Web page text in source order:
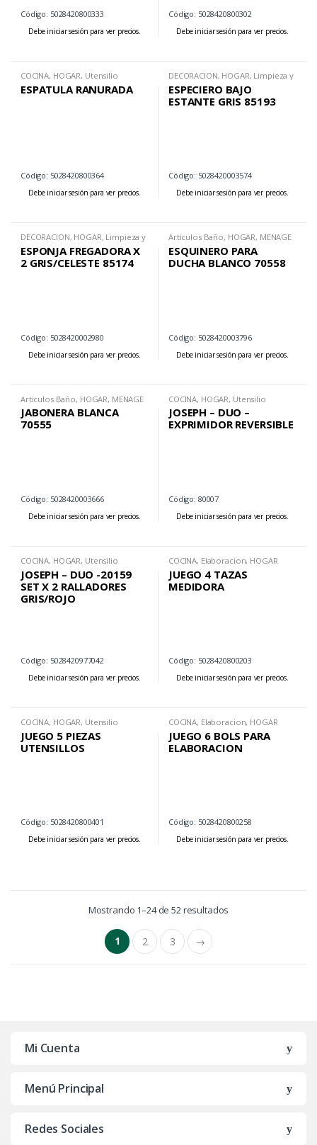
Código: 5028420800333
Debe iniciar sesión para ver precios.
Código: 5028420800302
Debe iniciar sesión para ver precios.
COCINA, HOGAR, Utensilio
ESPATULA RANURADA
Código: 5028420800364
Debe iniciar sesión para ver precios.
DECORACION, HOGAR, Limpieza y
ESPECIERO BAJO
ESTANTE GRIS 85193
Código: 5028420003574
Debe iniciar sesión para ver precios.
DECORACION, HOGAR, Limpieza y
ESPONJA FREGADORA X
2 GRIS/CELESTE 85174
Código: 5028420002980
Debe iniciar sesión para ver precios.
Articulos Baño, HOGAR, MENAGE
ESQUINERO PARA
DUCHA BLANCO 70558
Código: 5028420003796
Debe iniciar sesión para ver precios.
Articulos Baño, HOGAR, MENAGE
JABONERA BLANCA
70555
Código: 5028420003666
Debe iniciar sesión para ver precios.
COCINA, HOGAR, Utensilio
JOSEPH – DUO –
EXPRIMIDOR REVERSIBLE
Código: 80007
Debe iniciar sesión para ver precios.
COCINA, HOGAR, Utensilio
JOSEPH – DUO -20159
SET X 2 RALLADORES
GRIS/ROJO
Código: 5028420977042
Debe iniciar sesión para ver precios.
COCINA, Elaboracion, HOGAR
JUEGO 4 TAZAS
MEDIDORA
Código: 5028420800203
Debe iniciar sesión para ver precios.
COCINA, HOGAR, Utensilio
JUEGO 5 PIEZAS
UTENSILLOS
Código: 5028420800401
Debe iniciar sesión para ver precios.
COCINA, Elaboracion, HOGAR
JUEGO 6 BOLS PARA
ELABORACION
Código: 5028420800258
Debe iniciar sesión para ver precios.
Mostrando 1–24 de 52 resultados
1 2 3 →
Mi Cuenta
Menú Principal
Redes Sociales